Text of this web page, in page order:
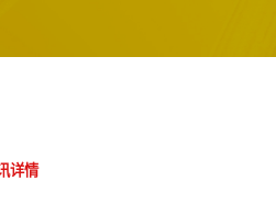
详情